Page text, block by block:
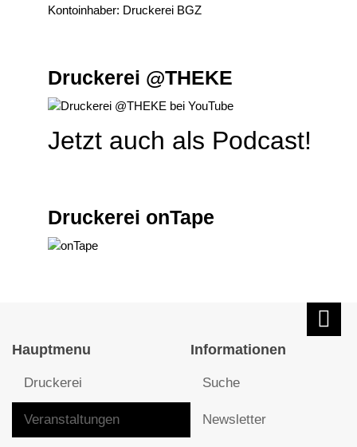
Kontoinhaber: Druckerei BGZ
Druckerei @THEKE
Jetzt auch als Podcast!
Druckerei onTape
Hauptmenu
Druckerei
Veranstaltungen
Informationen
Suche
Newsletter